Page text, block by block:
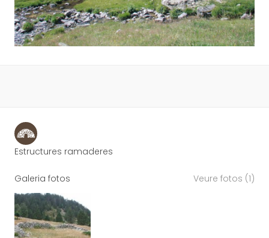
Estructures ramaderes
Galeria fotos Veure fotos (1)